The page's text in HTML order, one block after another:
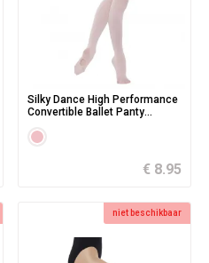
Silky Dance High Performance
Convertible Ballet Panty
€ 8.95
niet beschikbaar